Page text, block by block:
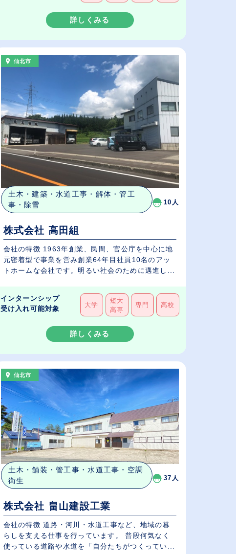
詳しくみる
仙北市
土木・建築・水道工事・解体・管工
事・除雪
10人
株式会社 高田組
会社の特徴 1963年創業、民間、官公庁を中心に地
元密着型で事業を営み創業64年目社員10名のアッ
トホームな会社です。明るい社会のために邁進し...
インターンシップ
受け入れ可能対象
大学
短大
高専
専門 高校
詳しくみる
仙北市
土木・舗装・管工事・水道工事・空調
衛生
37人
株式会社 畠山建設工業
会社の特徴 道路・河川・水道工事など、地域の暮
らしを支える仕事を行っています。 普段何気なく
使っている道路や水道を「自分たちがつくってい...